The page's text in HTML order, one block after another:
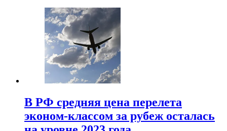
В РФ средняя цена перелета
эконом-классом за рубеж осталась